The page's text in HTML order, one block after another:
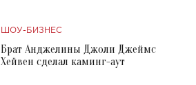
ШОУ-БИЗНЕС
Брат Анджелины Джоли Джеймс
Хейвен сделал каминг-аут